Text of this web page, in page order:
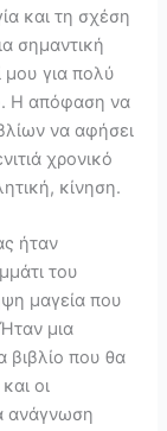
και τη σχέση
σημαντική
μου για πολύ
Η απόφαση να
να αφήσει
χρονικό
κίνηση.
ήταν
του
μαγεία που
μια
βιβλίο που θα
οι
ανάγνωση